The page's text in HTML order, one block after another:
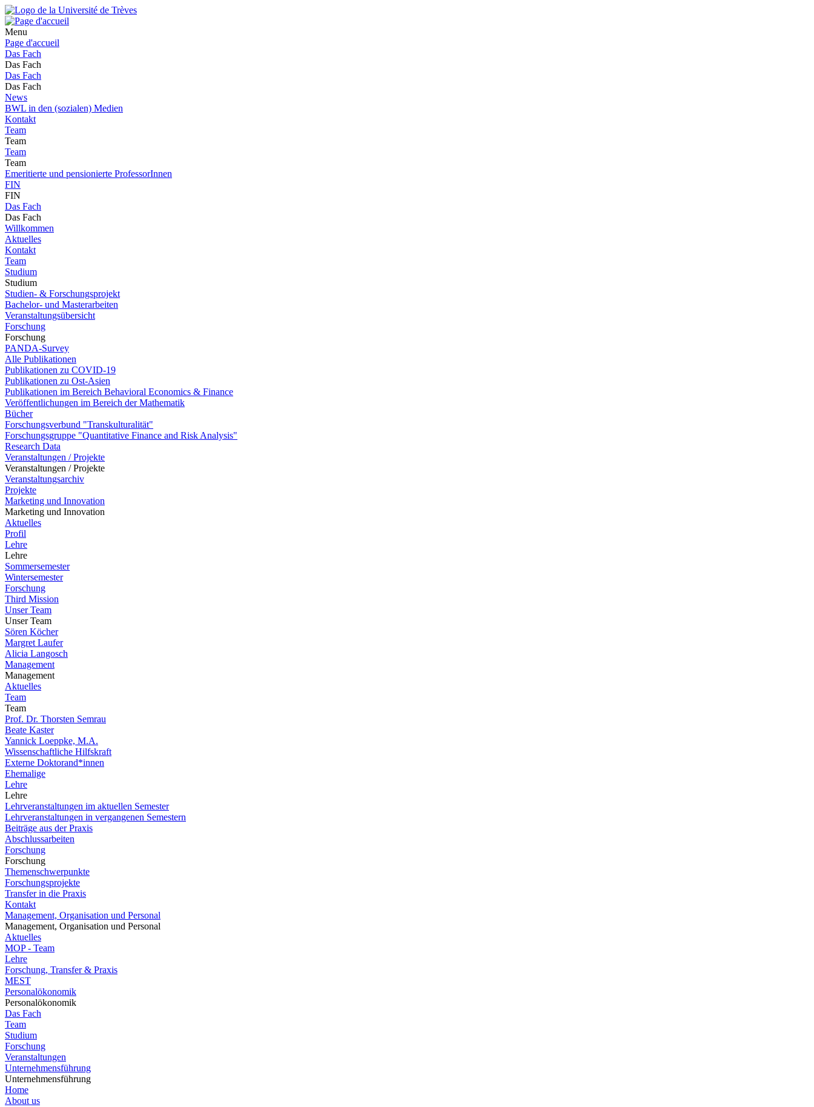
Menu
Page d'accueil
Das Fach
Das Fach
Das Fach
Das Fach
News
BWL in den (sozialen) Medien
Kontakt
Team
Team
Team
Team
Emeritierte und pensionierte ProfessorInnen
FIN
FIN
Das Fach
Das Fach
Willkommen
Aktuelles
Kontakt
Team
Studium
Studium
Studien- & Forschungsprojekt
Bachelor- und Masterarbeiten
Veranstaltungsübersicht
Forschung
Forschung
PANDA-Survey
Alle Publikationen
Publikationen zu COVID-19
Publikationen zu Ost-Asien
Publikationen im Bereich Behavioral Economics & Finance
Veröffentlichungen im Bereich der Mathematik
Bücher
Forschungsverbund "Transkulturalität"
Forschungsgruppe "Quantitative Finance and Risk Analysis"
Research Data
Veranstaltungen / Projekte
Veranstaltungen / Projekte
Veranstaltungsarchiv
Projekte
Marketing und Innovation
Marketing und Innovation
Aktuelles
Profil
Lehre
Lehre
Sommersemester
Wintersemester
Forschung
Third Mission
Unser Team
Unser Team
Sören Köcher
Margret Laufer
Alicia Langosch
Management
Management
Aktuelles
Team
Team
Prof. Dr. Thorsten Semrau
Beate Kaster
Yannick Loeppke, M.A.
Wissenschaftliche Hilfskraft
Externe Doktorand*innen
Ehemalige
Lehre
Lehre
Lehrveranstaltungen im aktuellen Semester
Lehrveranstaltungen in vergangenen Semestern
Beiträge aus der Praxis
Abschlussarbeiten
Forschung
Forschung
Themenschwerpunkte
Forschungsprojekte
Transfer in die Praxis
Kontakt
Management, Organisation und Personal
Management, Organisation und Personal
Aktuelles
MOP - Team
Lehre
Forschung, Transfer & Praxis
MEST
Personalökonomik
Personalökonomik
Das Fach
Team
Studium
Forschung
Veranstaltungen
Unternehmensführung
Unternehmensführung
Home
About us